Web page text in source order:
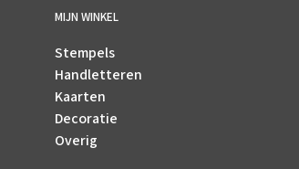
MIJN WINKEL
Stempels
Handletteren
Kaarten
Decoratie
Overig